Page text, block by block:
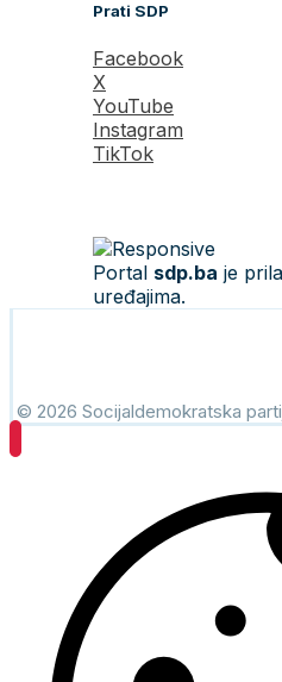
Prati SDP
Facebook
X
YouTube
Instagram
TikTok
Portal sdp.ba je
uređajima.
© 2026 Socijaldemokratska